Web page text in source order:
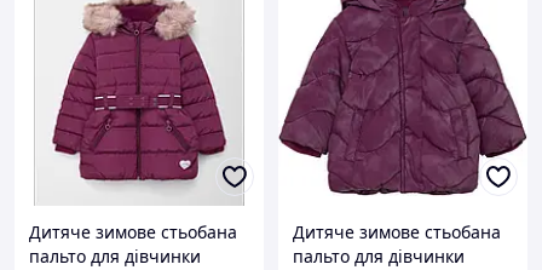
Дитяче зимове стьобана
пальто для дівчинки
Дитяче зимове стьобана
пальто для дівчинки